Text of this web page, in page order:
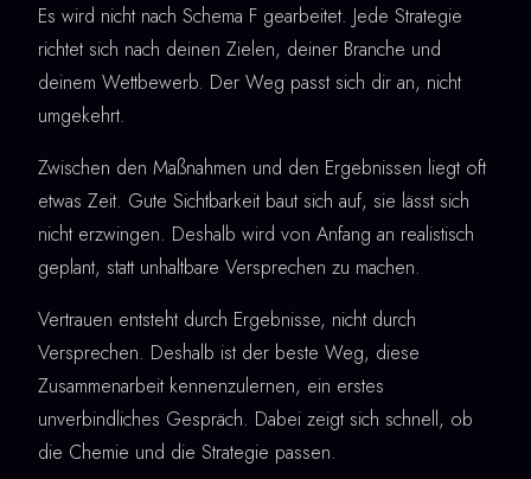
Es wird nicht nach Schema F gearbeitet. Jede Strategie
richtet sich nach deinen Zielen, deiner Branche und
deinem Wettbewerb. Der Weg passt sich dir an, nicht
umgekehrt.
Zwischen den Maßnahmen und den Ergebnissen liegt oft
etwas Zeit. Gute Sichtbarkeit baut sich auf, sie lässt sich
nicht erzwingen. Deshalb wird von Anfang an realistisch
geplant, statt unhaltbare Versprechen zu machen.
Vertrauen entsteht durch Ergebnisse, nicht durch
Versprechen. Deshalb ist der beste Weg, diese
Zusammenarbeit kennenzulernen, ein erstes
unverbindliches Gespräch. Dabei zeigt sich schnell, ob
die Chemie und die Strategie passen.